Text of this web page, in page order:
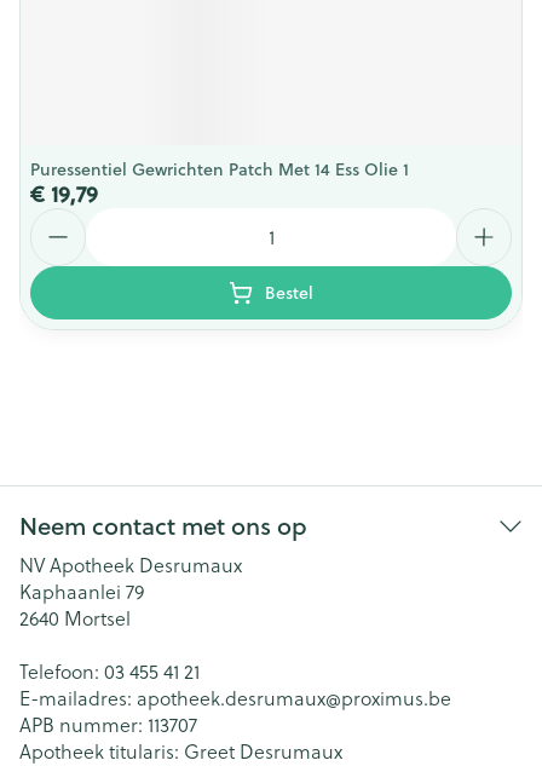
Puressentiel Gewrichten Patch Met 14 Ess Olie 1
€ 19,79
Bestel
Neem contact met ons op
NV Apotheek Desrumaux
Kaphaanlei 79
2640 Mortsel
Telefoon: 03 455 41 21
E-mailadres: apotheek.desrumaux@proximus.be
APB nummer: 113707
Apotheek titularis: Greet Desrumaux